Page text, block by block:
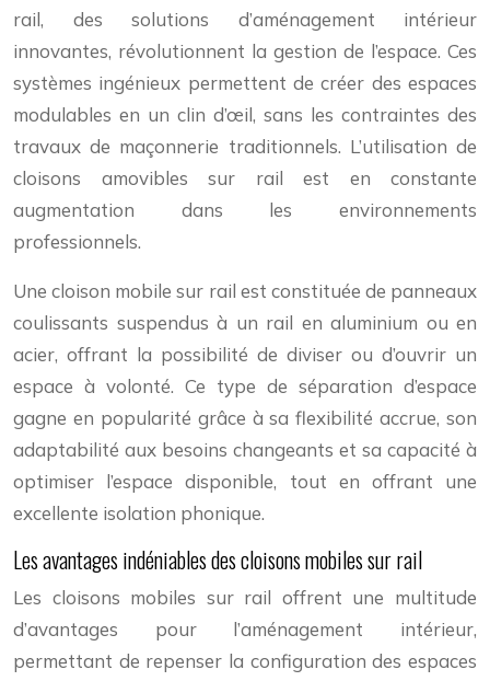
rail, des solutions d’aménagement intérieur
innovantes, révolutionnent la gestion de l’espace. Ces
systèmes ingénieux permettent de créer des espaces
modulables en un clin d’œil, sans les contraintes des
travaux de maçonnerie traditionnels. L’utilisation de
cloisons amovibles sur rail est en constante
augmentation dans les environnements
professionnels.
Une cloison mobile sur rail est constituée de panneaux
coulissants suspendus à un rail en aluminium ou en
acier, offrant la possibilité de diviser ou d’ouvrir un
espace à volonté. Ce type de séparation d’espace
gagne en popularité grâce à sa flexibilité accrue, son
adaptabilité aux besoins changeants et sa capacité à
optimiser l’espace disponible, tout en offrant une
excellente isolation phonique.
Les avantages indéniables des cloisons mobiles sur rail
Les cloisons mobiles sur rail offrent une multitude
d’avantages pour l’aménagement intérieur,
permettant de repenser la configuration des espaces